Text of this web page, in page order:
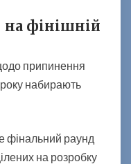
на фінішній
припинення
набирають
фінальний раунд
на розробку